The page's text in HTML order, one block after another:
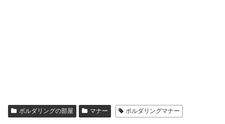
ボルダリングの部屋 マナー ボルダリングマナー